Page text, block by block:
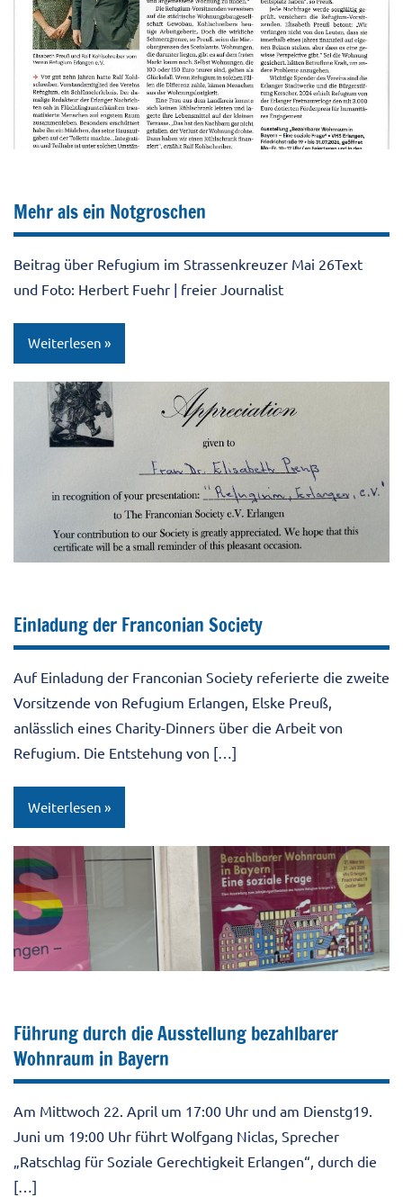
Mehr als ein Notgroschen
Beitrag über Refugium im Strassenkreuzer Mai 26Text
und Foto: Herbert Fuehr | freier Journalist
Weiterlesen
Aktuell
Allgemein
Einladung der Franconian Society
Auf Einladung der Franconian Society referierte die zweite
Vorsitzende von Refugium Erlangen, Elske Preuß,
anlässlich eines Charity-Dinners über die Arbeit von
Refugium. Die Entstehung von […]
Weiterlesen
Aktuell
Pressebeitrag
Führung durch die Ausstellung bezahlbarer
Wohnraum in Bayern
Am Mittwoch 22. April um 17:00 Uhr und am Dienstg19.
Juni um 19:00 Uhr führt Wolfgang Niclas, Sprecher
„Ratschlag für Soziale Gerechtigkeit Erlangen“, durch die
[…]